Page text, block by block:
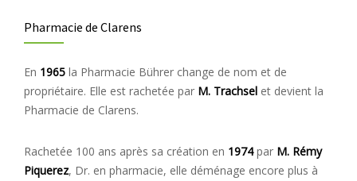
Pharmacie de Clarens
En 1965 la Pharmacie Bührer change de nom et de
propriétaire. Elle est rachetée par M. Trachsel et devient la
Pharmacie de Clarens.
Rachetée 100 ans après sa création en 1974par M. Rémy
Piquerez, Dr. en pharmacie, elle déménage encore plus à